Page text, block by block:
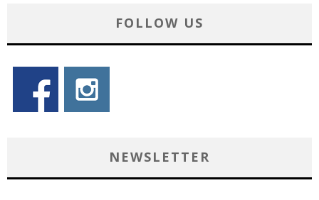
FOLLOW US
NEWSLETTER